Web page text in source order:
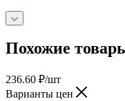
Похожие
236.60 ₽/шт
Варианты цен